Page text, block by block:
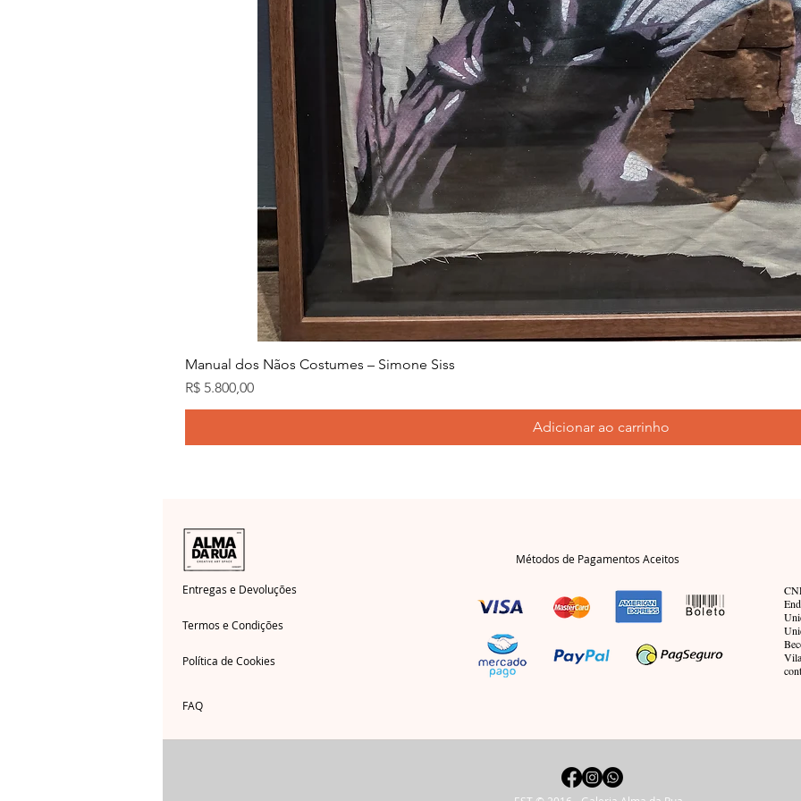
Manual dos Nãos Costumes – Simone Siss
Preço
R$ 5.800,00
Adicionar ao carrinho
Entregas e Devoluções
Termos e Condições
Política de Cookies
Métodos de Pagamentos Aceitos
FAQ